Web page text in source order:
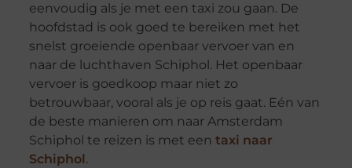
eenvoudig als je met een taxi zou gaan. De
hoofdstad is ook goed te bereiken met het
snelst groeiende openbaar vervoer van en
naar de luchthaven Schiphol. Het openbaar
vervoer is goedkoop maar niet zo
betrouwbaar, vooral als je op reis gaat. Eén van
de beste manieren om naar Amsterdam
Schiphol te reizen is met een taxi naar
Schiphol.